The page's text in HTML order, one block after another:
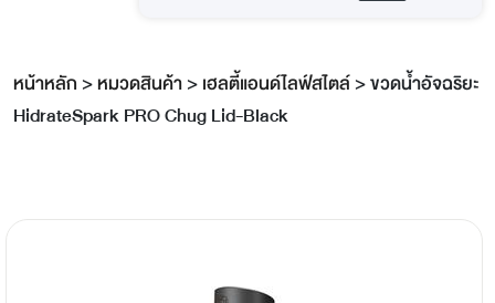
หน้าหลัก >หมวดสินค้า>เฮลตี้แอนด์ไลฟ์สไตล์>ขวดน้ำอัจฉริยะ
HidrateSpark PRO Chug Lid-Black